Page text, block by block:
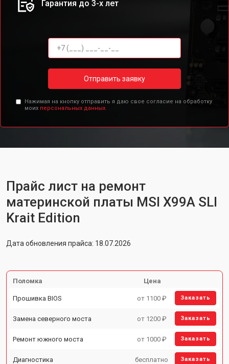
Гарантия до 3-х лет
Отправить заявку
Нажимая на кнопку отправить я даю свое согласие на обработку
моих персональных данных.
Прайс лист на ремонт
материнской платы MSI X99A SLI
Krait Edition
Дата обновления прайса: 18.07.2026
Поломка Цена
Прошивка BIOS от 1100 ₽ Заказать
Замена северного моста от 1200 ₽ Заказать
Ремонт южного моста от 1000 ₽ Заказать
Диагностика бесплатно Заказать